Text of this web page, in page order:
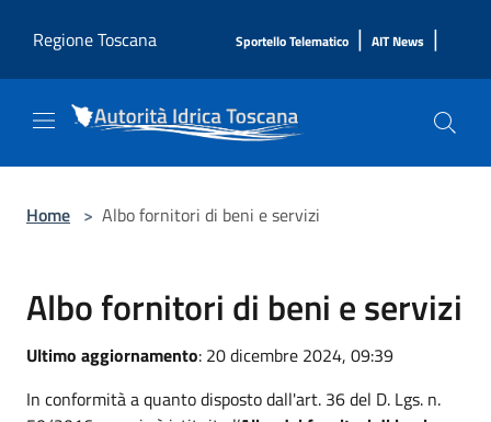
Regione Toscana
Sportello Telematico | AIT News |
Home > Albo fornitori di beni e servizi
Albo fornitori di beni e servizi
Ultimo aggiornamento: 20 dicembre 2024, 09:39
In conformità a quanto disposto dall'art. 36 del D. Lgs. n.